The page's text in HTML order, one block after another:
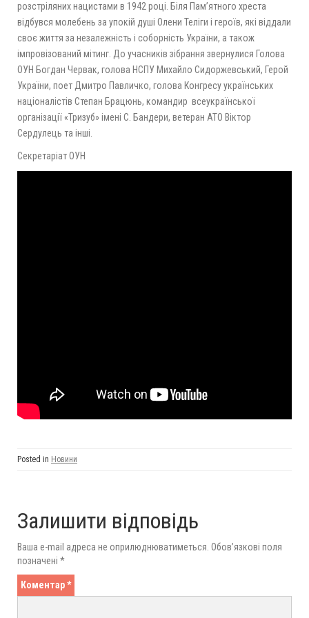
розстріляних нацистами в 1942 році. Біля Пам’ятного хреста
відбувся молебень за упокій душі Олени Теліги і героїв, які віддали
своє життя за незалежність і соборність України, а також
імпровізований мітинг. До учасників зібрання звернулися Голова
ОУН Богдан Червак, голова НСПУ Михайло Сидоржевський, Герой
України, поет Дмитро Павличко, голова Конгресу українських
націоналістів Степан Брацюнь, командир всеукраїнської
організації «Тризуб» імені С. Бандери, ветеран АТО Віктор
Сердулець та інші.
Секретаріат ОУН
Posted in Новини
Залишити відповідь
Ваша e-mail адреса не оприлюднюватиметься. Обов’язкові поля
позначені *
Коментар*